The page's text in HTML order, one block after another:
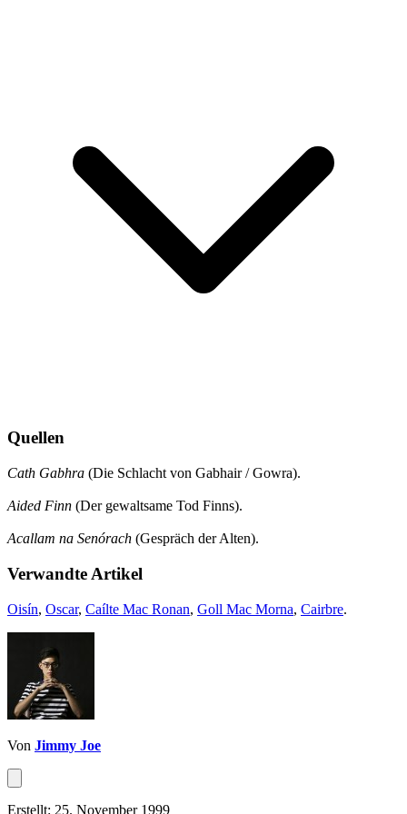
Quellen
Cath Gabhra (Die Schlacht von Gabhair / Gowra).
Aided Finn (Der gewaltsame Tod Finns).
Acallam na Senórach (Gespräch der Alten).
Verwandte Artikel
Oisín, Oscar, Caílte Mac Ronan, Goll Mac Morna, Cairbre.
Von Jimmy Joe
Erstellt: 25. November 1999